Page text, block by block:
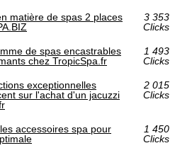
matière de spas 2 places
3 353
Clicks
de spas encastrables
chez TropicSpa.fr
1 493
Clicks
exceptionnelles
sur l'achat d'un jacuzzi
2 015
Clicks
accessoires spa pour
1 450
Clicks